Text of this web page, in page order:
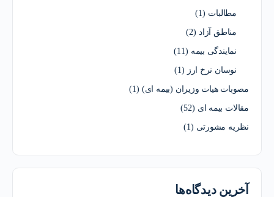
مطالبات (1)
مناطق آزاد (2)
نمایندگی بیمه (11)
نوسان نرخ ارز (1)
مصوبات هیات وزیران (بیمه ای) (1)
مقالات بیمه ای (52)
نظریه مشورتی (1)
آخرین دیدگاه‌ها